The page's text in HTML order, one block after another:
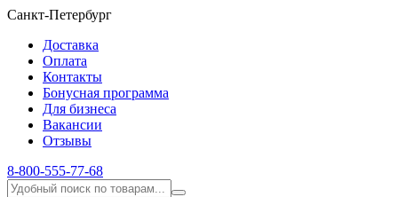
Санкт-Петербург
Доставка
Оплата
Контакты
Бонусная программа
Для бизнеса
Вакансии
Отзывы
8-800-555-77-68